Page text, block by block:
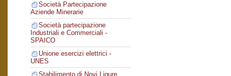
Società Partecipazione
Aziende Minerarie
Società partecipazione
Industriali e Commerciali -
SPAICO
Unione esercizi elettrici -
UNES
Stabilimento di Novi Ligure